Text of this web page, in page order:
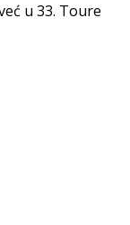
u 33. Toure